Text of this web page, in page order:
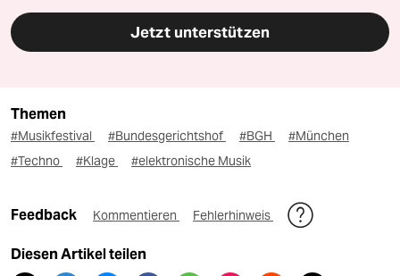
Jetzt unterstützen
Themen
#Musikfestival #Bundesgerichtshof #BGH
#München
#Techno
#Klage #elektronische Musik
Feedback Kommentieren Fehlerhinweis
Diesen Artikel teilen